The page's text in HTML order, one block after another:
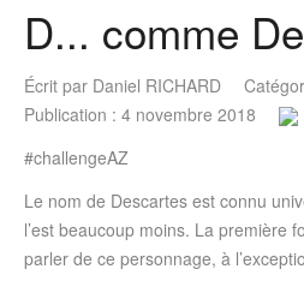
D... comme
Écrit par Daniel RICHARD
Publication : 4 novembre 2018
#challengeAZ
Le nom de Descartes est connu
l’est beaucoup moins. La première
parler de ce personnage, à